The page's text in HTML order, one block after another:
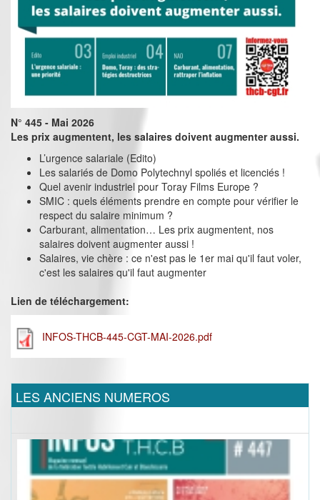
N° 445 - Mai 2026
Les prix augmentent, les salaires doivent augmenter aussi.
L’urgence salariale (Edito)
Les salariés de Domo Polytechnyl spoliés et licenciés !
Quel avenir industriel pour Toray Films Europe ?
SMIC : quels éléments prendre en compte pour vérifier le
respect du salaire minimum ?
Carburant, alimentation… Les prix augmentent, nos
salaires doivent augmenter aussi !
Salaires, vie chère : ce n'est pas le 1er mai qu'il faut voler,
c'est les salaires qu'il faut augmenter
Lien de téléchargement:
INFOS-THCB-445-CGT-MAI-2026.pdf
LES ANCIENS NUMEROS